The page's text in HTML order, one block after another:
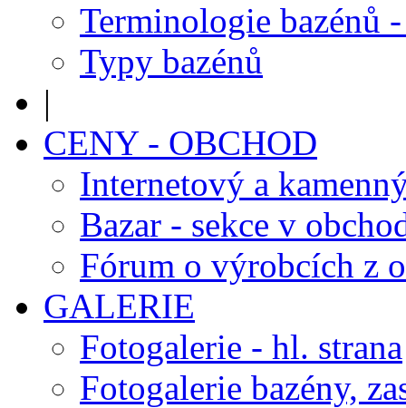
Terminologie bazénů
Typy bazénů
|
CENY - OBCHOD
Internetový a
Bazar - sekce v
Fórum o výrobcích z
GALERIE
Fotogalerie - hl. strana
Fotogalerie bazény,